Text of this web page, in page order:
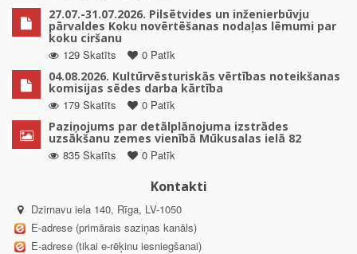
27.07.-31.07.2026. Pilsētvides un inženierbūvju
pārvaldes Koku novērtēšanas nodaļas lēmumi par
koku ciršanu
129 Skatīts
0 Patīk
04.08.2026. Kultūrvēsturiskās vērtības noteikšanas
komisijas sēdes darba kārtība
179 Skatīts
0 Patīk
Paziņojums par detālplānojuma izstrādes
uzsākšanu zemes vienībā Mūkusalas ielā 82
835 Skatīts
0 Patīk
Kontakti
Dzirnavu iela 140, Rīga, LV-1050
E-adrese (primārais saziņas kanāls)
E-adrese (tikai e-rēķinu iesniegšanai)